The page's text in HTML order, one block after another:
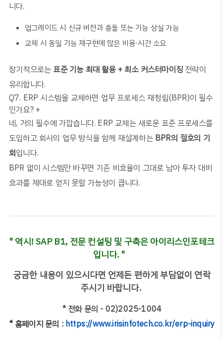
니다.
업그레이드 시 신규 버전과 충돌 또는 기능 상실 가능
교체 시 동일 기능 재구현에 많은 비용·시간 소요
장기적으로는 표준 기능 최대 활용 + 최소 커스터마이징 전략이
유리합니다.
Q7. ERP 시스템을 교체하면 업무 프로세스 재정립(BPR)이 필수
인가요? +
네, 거의 필수에 가깝습니다. ERP 교체는 새로운 표준 프로세스를
도입하고 회사의 업무 방식을 함께 재설계하는 BPR의 절호의 기
회입니다.
BPR 없이 시스템만 바꾸면 기존 비효율이 그대로 남아 투자 대비
효과를 제대로 얻지 못할 가능성이 큽니다.
" 역시! SAP B1, 전문 컨설팅 및 구축은 아이리스인포테크
입니다. "
궁금한 내용이 있으시다면 언제든 편하게 부담없이 연락
주시기 바랍니다.
* 전화 문의 - 02)2025-1004
* 홈페이지 문의 : https://www.irisinfotech.co.kr/erp-inquiry